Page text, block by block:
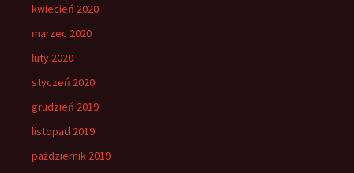
kwiecień 2020
marzec 2020
luty 2020
styczeń 2020
grudzień 2019
listopad 2019
październik 2019